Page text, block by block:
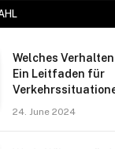
Welches
Ein Leitfaden für
24. June 2024